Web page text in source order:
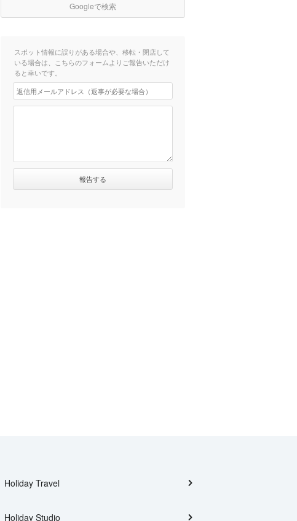
Googleで検索
スポット情報に誤りがある場合や、移転・閉店して
いる場合は、こちらのフォームよりご報告いただけ
ると幸いです。
Holiday Travel
Holiday Studio